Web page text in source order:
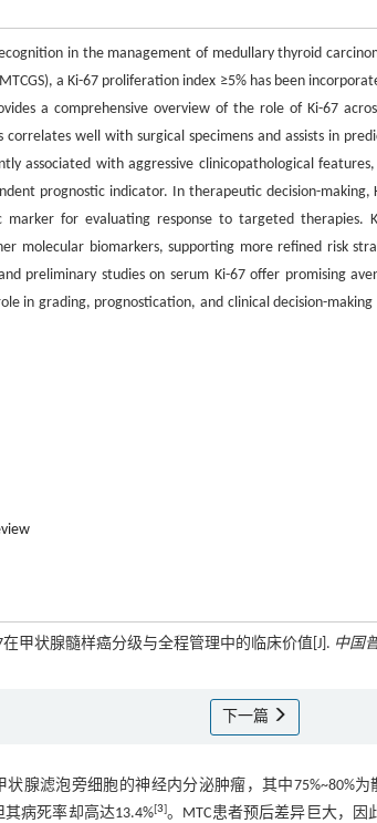
in the management of medullary thyroid
a Ki-67 proliferation index ≥5% has been
a comprehensive overview of the role of Ki-67
correlates well with surgical specimens and assists in
associated with aggressive clinicopathological
prognostic indicator. In therapeutic decision-
for evaluating response to targeted therapies.
molecular biomarkers, supporting more refined risk
preliminary studies on serum Ki-67 offer promising
in grading, prognostication, and clinical decision-
甲状腺髓样癌分级与全程管理中的临床价值[J]. 中国
下一篇
腺滤泡旁细胞的神经内分泌肿瘤，其中75%~80%为
其病死率却高达13.4%[3]。MTC患者预后差异巨大，